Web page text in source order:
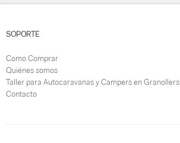
SOPORTE
Como Comprar
Quiénes somos
Taller para Autocaravanas y Campers en Granollers
Contacto